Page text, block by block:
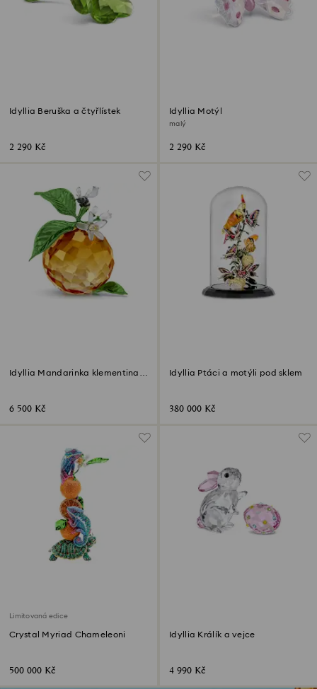
Idyllia Beruška a čtyřlístek
2 290 Kč
Idyllia Motýl
malý
2 290 Kč
Idyllia Mandarinka klementina a
6 500 Kč
Idyllia Ptáci a motýli pod sklem
380 000 Kč
Limitovaná edice
Crystal Myriad Chameleoni
500 000 Kč
Idyllia Králík a vejce
4 990 Kč